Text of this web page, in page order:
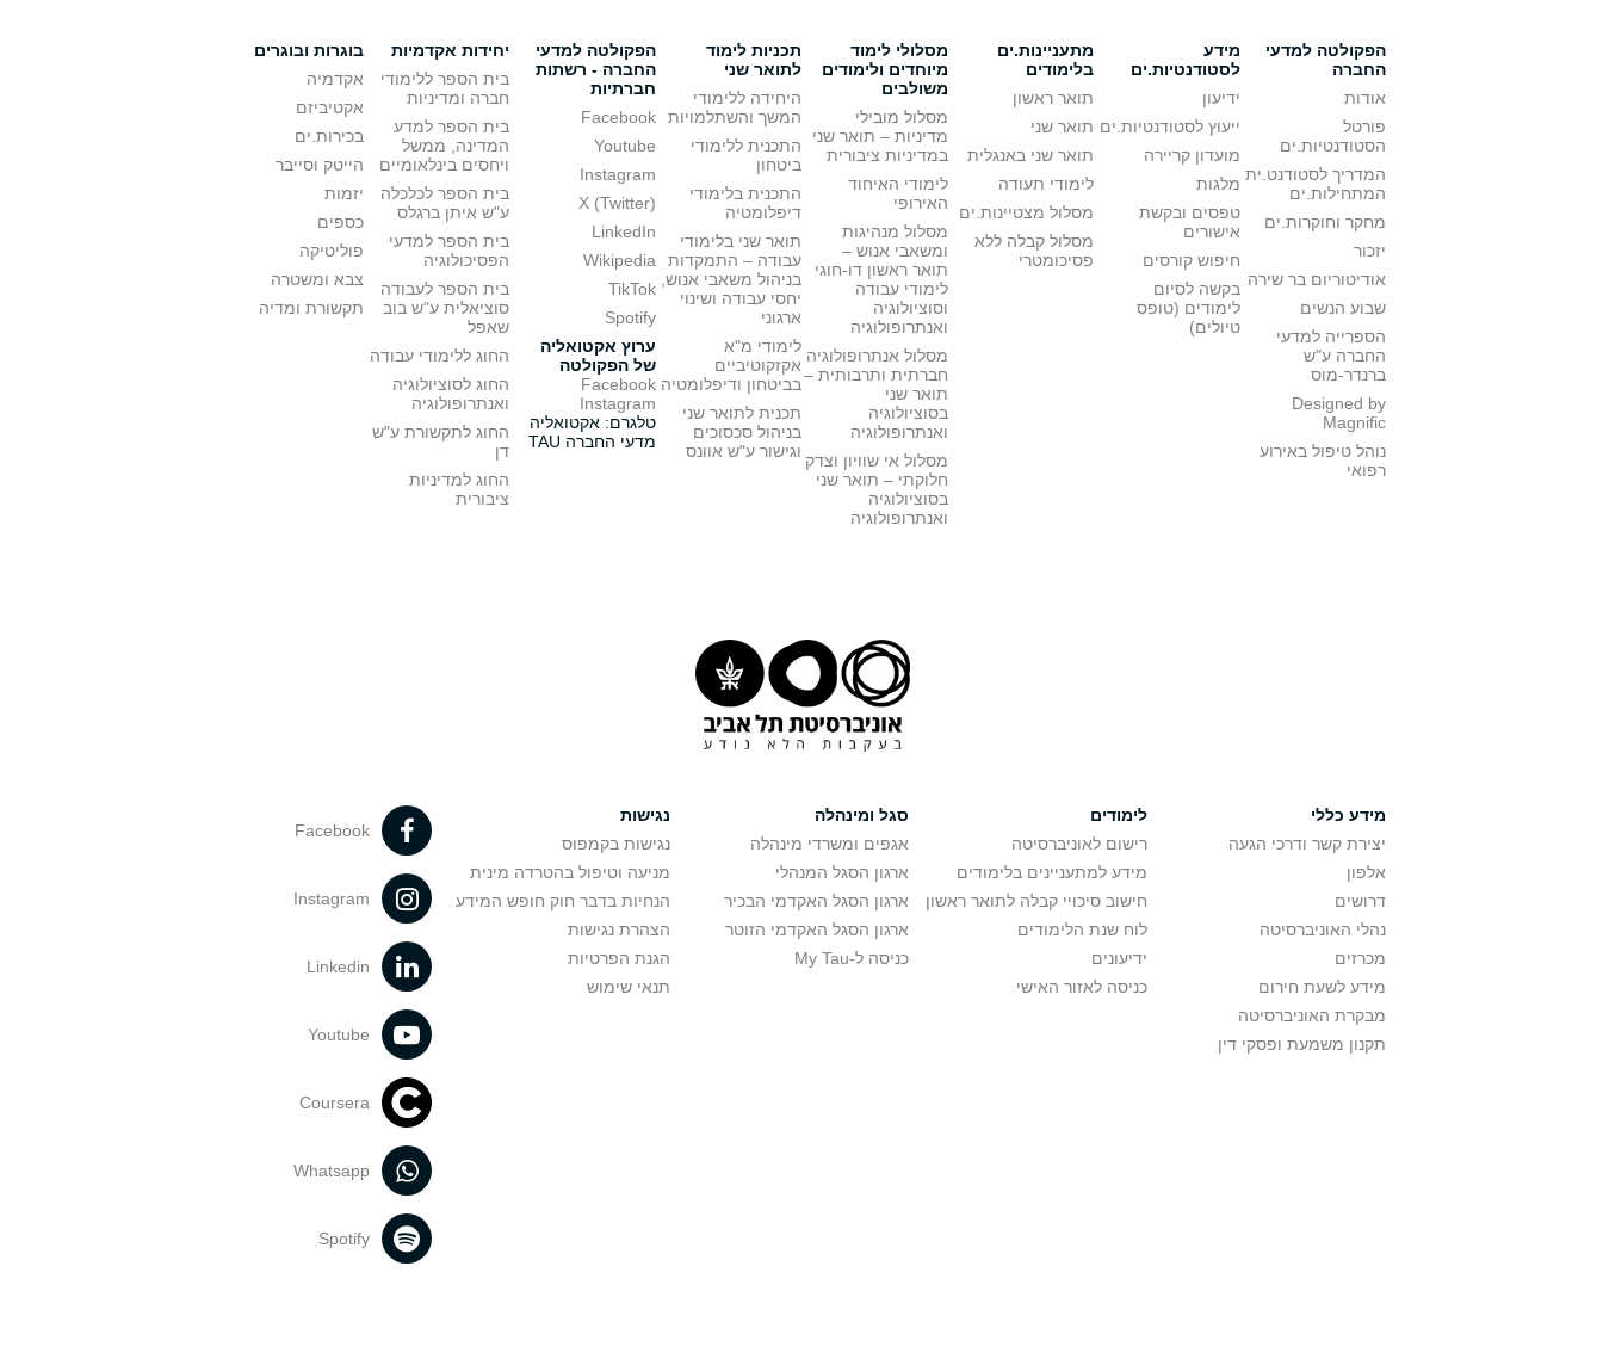
הפקולטה למדעי
החברה
אודות
פורטל
הסטודנטיות.ים
המדריך לסטודנט.ית
המתחילות.ים
מחקר וחוקרות.ים
יזכור
אודיטוריום בר שירה
שבוע הנשים
הספרייה למדעי
החברה ע"ש
ברנדר-מוס
Designed by
Magnific
נוהל טיפול באירוע
רפואי
מידע
לסטודנטיות.ים
ידיעון
ייעוץ לסטודנטיות.ים
מועדון קריירה
מלגות
טפסים ובקשת
אישורים
חיפוש קורסים
בקשה לסיום
לימודים (טופס
טיולים)
מתעניינות.ים
בלימודים
תואר ראשון
תואר שני
תואר שני באנגלית
לימודי תעודה
מסלול מצטיינות.ים
מסלול קבלה ללא
פסיכומטרי
מסלולי לימוד
מיוחדים ולימודים
משולבים
מסלול מובילי
מדיניות – תואר שני
במדיניות ציבורית
לימודי האיחוד
האירופי
מסלול מנהיגות
ומשאבי אנוש –
תואר ראשון דו-חוגי
לימודי עבודה
וסוציולוגיה
ואנתרופולוגיה
מסלול אנתרופולוגיה
חברתית ותרבותית –
תואר שני
בסוציולוגיה
ואנתרופולוגיה
מסלול אי שוויון וצדק
חלוקתי – תואר שני
בסוציולוגיה
ואנתרופולוגיה
תכניות לימוד
לתואר שני
היחידה ללימודי
המשך והשתלמויות
התכנית ללימודי
ביטחון
התכנית בלימודי
דיפלומטיה
תואר שני בלימודי
עבודה – התמקדות
בניהול משאבי אנוש,
יחסי עבודה ושינוי
ארגוני
לימודי מ"א
אקזקוטיביים
בביטחון ודיפלומטיה
תכנית לתואר שני
בניהול סכסוכים
וגישור ע"ש אוונס
הפקולטה למדעי
החברה - רשתות
חברתיות
Facebook
Youtube
Instagram
X (Twitter)
LinkedIn
Wikipedia
TikTok
Spotify
ערוץ אקטואליה
של הפקולטה
Facebook
Instagram
טלגרם: אקטואליה
מדעי החברה TAU
יחידות אקדמיות
בית הספר ללימודי
חברה ומדיניות
בית הספר למדע
המדינה, ממשל
ויחסים בינלאומיים
בית הספר לכלכלה
ע"ש איתן ברגלס
בית הספר למדעי
הפסיכולוגיה
בית הספר לעבודה
סוציאלית ע"ש בוב
שאפל
החוג ללימודי עבודה
החוג לסוציולוגיה
ואנתרופולוגיה
החוג לתקשורת ע"ש
דן
החוג למדיניות
ציבורית
בוגרות ובוגרים
אקדמיה
אקטיביזם
בכירות.ים
הייטק וסייבר
יזמות
כספים
פוליטיקה
צבא ומשטרה
תקשורת ומדיה
מידע כללי
יצירת קשר ודרכי הגעה
אלפון
דרושים
נהלי האוניברסיטה
מכרזים
מידע לשעת חירום
מבקרת האוניברסיטה
תקנון משמעת ופסקי דין
לימודים
רישום לאוניברסיטה
מידע למתעניינים בלימודים
חישוב סיכויי קבלה לתואר ראשון
לוח שנת הלימודים
ידיעונים
כניסה לאזור האישי
סגל ומינהלה
אגפים ומשרדי מינהלה
ארגון הסגל המנהלי
ארגון הסגל האקדמי הבכיר
ארגון הסגל האקדמי הזוטר
כניסה ל-My Tau
נגישות
נגישות בקמפוס
מניעה וטיפול בהטרדה מינית
הנחיות בדבר חוק חופש המידע
הצהרת נגישות
הגנת הפרטיות
תנאי שימוש
Facebook
Instagram
Linkedin
Youtube
Coursera
Whatsapp
Spotify